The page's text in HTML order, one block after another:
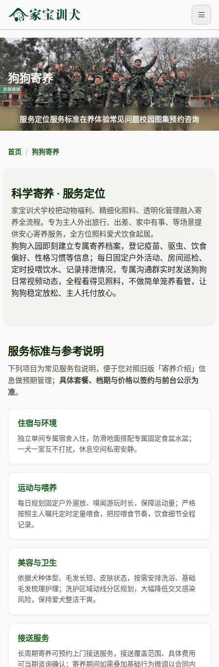
狗狗寄养
服务定位服务标准在养体验常见问题校园图集预约咨询
首页 狗狗寄养
科学寄养 · 服务定位
家宝训犬学校把动物福利、精细化照料、透明化管理融入寄
养全流程。专为主人外出旅行、出差、家中有事、等场景提
供安心寄养服务，全方位照料爱犬饮食起居。
狗狗入园即刻建立专属寄养档案，登记疫苗、驱虫、饮食
偏好、性格习惯等信息；每日固定户外活动、房间巡检、
定时投喂饮水、记录排泄情况，专属沟通群实时发送狗狗
日常视频动态，全程看得见照料，不做简单笼养看管，让
狗狗稳定放松、主人托付放心。
服务标准与参考说明
下列项目为常见服务包说明，便于您对照旧版「寄养介绍」信
息做预期管理； 具体套餐、档期与价格以签约与前台公示为
准。
住宿与环境
独立单间专属宿舍入住，防滑地面搭配专属固定食盆水盆；
一犬一室互不打扰，休息空间私密安静。
运动与喂养
每日规划固定户外遛放、嗅闻游玩时长，保障运动量；严格
按照主人嘱托定时定量喂食，把控喂食节奏，饮食细节全程
记录。
美容与卫生
依据犬种体型、毛发长短、皮肤状态，按需安排洗浴、基础
毛发梳理护理；洗护区域动线分区规划，大幅降低交叉感染
风险，保持爱犬整洁干爽。
接送服务
长周期寄养可预约上门接送服务，接送覆盖范围、具体费用
可当期咨询确认；寄养期间如需叠加基础行为微调以合同内